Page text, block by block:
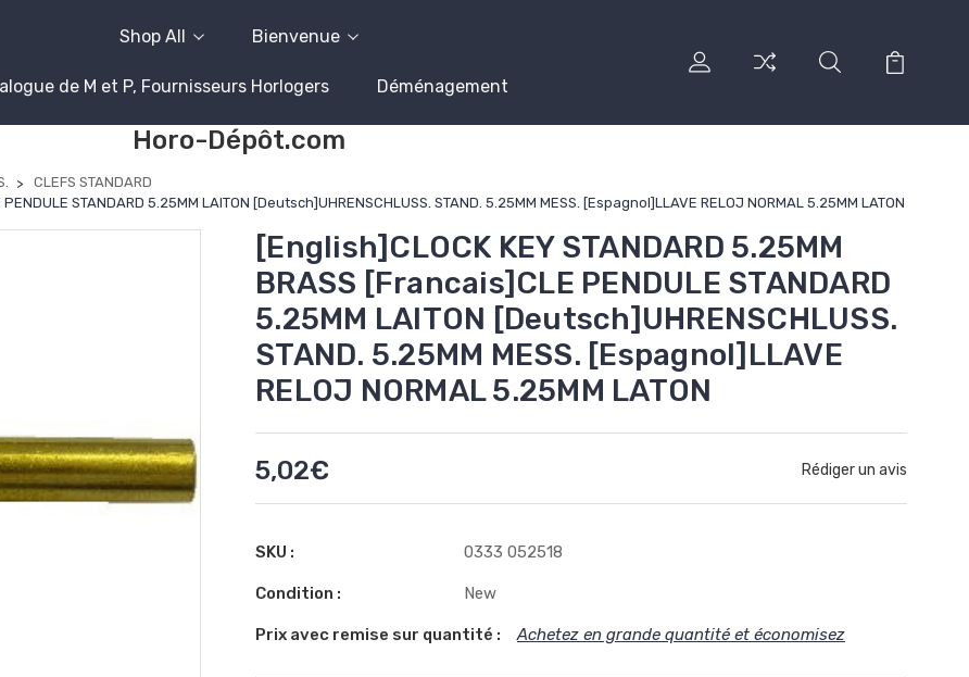
Shop All Bienvenue
de M et P, Fournisseurs Horlogers Déménagement
Horo-Dépôt.com
CLEFS STANDARD
STANDARD 5.25MM LAITON [Deutsch]UHRENSCHLUSS. STAND. 5.25MM MESS. [Espagnol]LLAVE RELOJ NORMAL 5.25MM LATON
[English]CLOCK KEY STANDARD 5.25MM
BRASS [Francais]CLE PENDULE STANDARD
5.25MM LAITON [Deutsch]UHRENSCHLUSS.
STAND. 5.25MM MESS. [Espagnol]LLAVE
RELOJ NORMAL 5.25MM LATON
5,02€ Rédiger un avis
SKU : 0333 052518
Condition : New
Prix avec remise sur quantité : Achetez en grande quantité et économisez